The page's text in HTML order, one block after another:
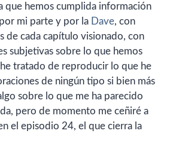
que hemos cumplida información
mi parte y por la Dave, con
de cada capítulo visionado, con
subjetivas sobre lo que hemos
tratado de reproducir lo que he
de ningún tipo si bien más
sobre lo que me ha parecido
pero de momento me ceñiré a
el episodio 24, el que cierra la